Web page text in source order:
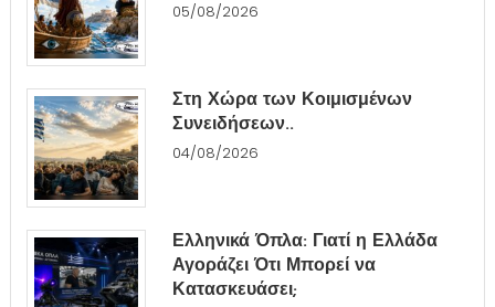
05/08/2026
Στη Χώρα των Κοιμισμένων
Συνειδήσεων..
04/08/2026
Ελληνικά Όπλα: Γιατί η Ελλάδα
Αγοράζει Ότι Μπορεί να
Κατασκευάσει;